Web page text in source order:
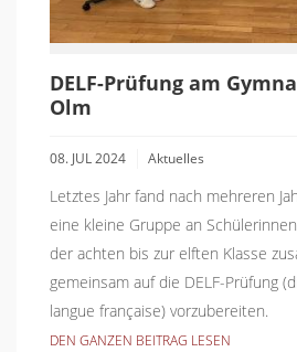
DELF-Prüfung am
Olm
08. JUL 2024 Aktuelles
Letztes Jahr fand nach mehreren
eine kleine Gruppe an
der achten bis zur elften Klasse
gemeinsam auf die DELF-Prüfung
langue française) vorzubereiten.
DEN GANZEN BEITRAG LESEN